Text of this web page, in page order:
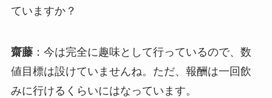
ていますか？
齋藤：今は完全に趣味として行っているので、数
値目標は設けていませんね。ただ、報酬は一回飲
みに行けるくらいにはなっています。